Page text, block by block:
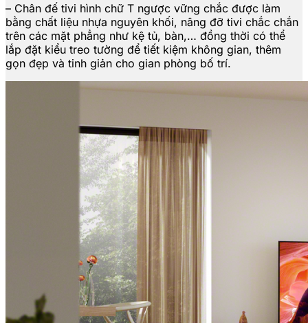
– Chân đế tivi hình chữ T ngược vững chắc được làm
bằng chất liệu nhựa nguyên khối, nâng đỡ tivi chắc chắn
trên các mặt phẳng như kệ tủ, bàn,… đồng thời có thể
lắp đặt kiểu treo tường để tiết kiệm không gian, thêm
gọn đẹp và tinh giản cho gian phòng bố trí.